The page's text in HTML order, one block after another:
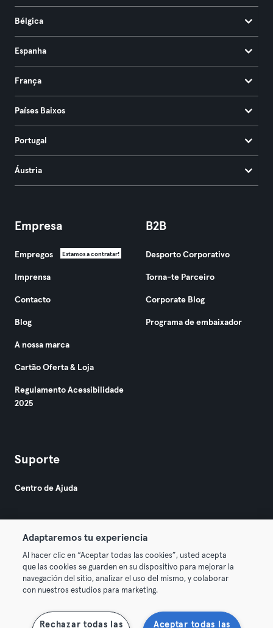
Bélgica
Espanha
França
Países Baixos
Portugal
Áustria
Empresa
Empregos Estamos a contratar!
Imprensa
Contacto
Blog
A nossa marca
Cartão Oferta & Loja
Regulamento Acessibilidade
2025
B2B
Desporto Corporativo
Torna-te Parceiro
Corporate Blog
Programa de embaixador
Suporte
Centro de Ajuda
© 2026 Urban Sports Group GmbH. All rights reserved.
Termos & Condições Privacidade
Rescindir contratos aqui Cancelar contratos aqui
Adaptaremos tu experiencia
Al hacer clic en “Aceptar todas las cookies”, usted acepta
que las cookies se guarden en su dispositivo para mejorar la
navegación del sitio, analizar el uso del mismo, y colaborar
con nuestros estudios para marketing.
Aceptar todas las
Rechazar todas las